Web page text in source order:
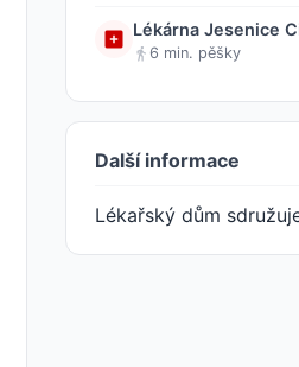
Lékárna Jesenice
6 min. pěšky
Další informace
Lékařský dům